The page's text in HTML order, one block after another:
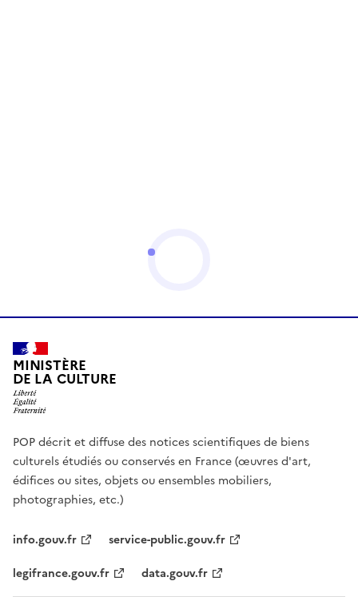
MINISTÈRE
DE LA CULTURE
POP décrit et diffuse des notices scientifiques de biens
culturels étudiés ou conservés en France (œuvres d'art,
édifices ou sites, objets ou ensembles mobiliers,
photographies, etc.)
info.gouv.fr
service-public.gouv.fr
legifrance.gouv.fr
data.gouv.fr